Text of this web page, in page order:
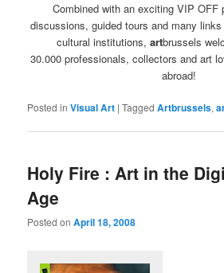
Combined with an exciting VIP OFF
discussions, guided tours and many
cultural institutions, artbrussels
30.000 professionals, collectors and art
abroad!
Posted in Visual Art |Tagged Artbrussels,
Holy Fire : Art in the
Age
Posted onApril 18, 2008